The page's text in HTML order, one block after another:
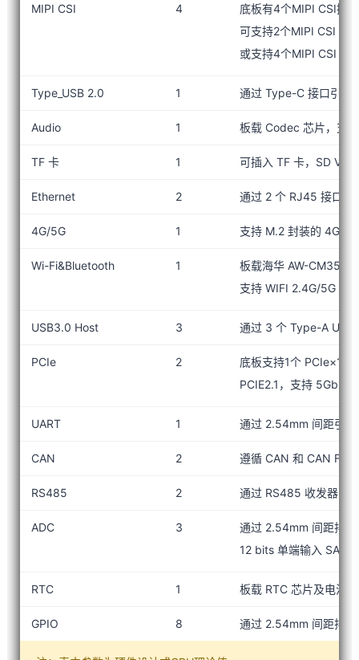
MIPI CSI 4
底板有4个MIPI CSI接口
可支持2个MIPI CSI
或支持4个MIPI CSI
Type_USB 2.0 1 通过 Type-C 接口引出
Audio 1 板载 Codec 芯片，支
TF 卡 1 可插入 TF 卡，SD
Ethernet 2 通过 2 个 RJ45 接口
4G/5G 1 支持 M.2 封装的 4G/
Wi-Fi&Bluetooth 1
板载海华 AW-
支持 WIFI 2.4G/5G ,蓝
USB3.0 Host 3 通过 3 个 Type-A USB
PCIe 2
底板支持1个 PCIe×1
PCIE2.1，支持 5Gbps
UART 1 通过 2.54mm 间距引
CAN 2 遵循 CAN 和 CAN FD
RS485 2 通过 RS485 收发器引
ADC 3
通过 2.54mm 间距排针
12 bits 单端输入 SAR-
RTC 1 板载 RTC 芯片及电池
GPIO 8 通过 2.54mm 间距排